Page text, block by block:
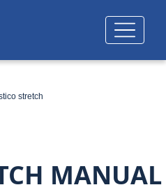
stretch
MANUAL